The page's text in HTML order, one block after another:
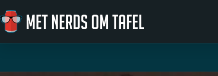
Ga naar de inhoud